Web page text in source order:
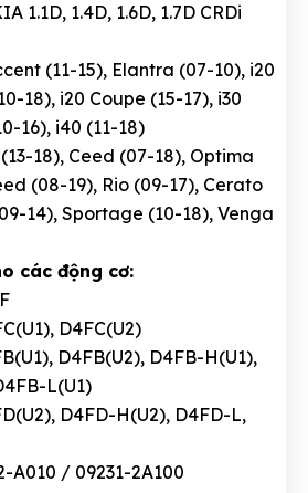
1.1D, 1.4D, 1.6D, 1.7D CRDi
(11-15), Elantra (07-10), i20
18), i20 Coupe (15-17), i30
16), i40 (11-18)
18), Ceed (07-18), Optima
(08-19), Rio (09-17), Cerato
14), Sportage (10-18), Venga
các động cơ:
D4FC(U2)
D4FB(U2), D4FB-H(U1),
L(U1)
D4FD-H(U2), D4FD-L,
A010 / 09231-2A100